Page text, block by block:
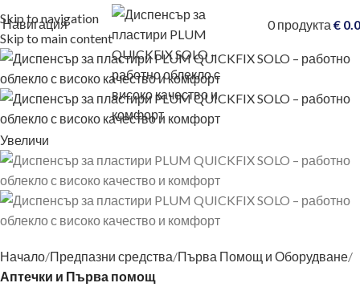
Skip to navigation
Skip to main content
Навигация 0продукта €
Увеличи
Начало Предпазни средства Първа Помощ и Оборудване
Аптечки и Първа помощ